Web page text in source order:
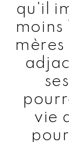
qu'il
moins
vie